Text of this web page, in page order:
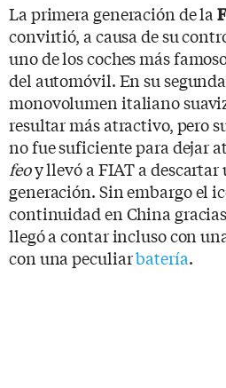
La primera generación de la
convirtió, a causa de su
uno de los coches más
del automóvil. En su
monovolumen italiano
resultar más atractivo, pero
no fue suficiente para dejar
feoy llevó a FIAT a descartar
generación. Sin embargo el
continuidad en China
llegó a contar incluso con
con una peculiarbatería.